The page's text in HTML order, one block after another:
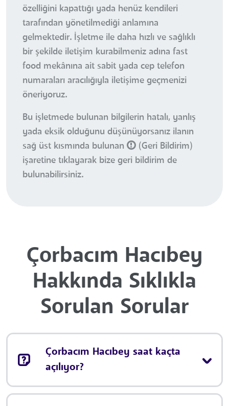
özelliğini kapattığı yada henüz kendileri
tarafından yönetilmediği anlamına
gelmektedir. İşletme ile daha hızlı ve sağlıklı
bir şekilde iletişim kurabilmeniz adına fast
food mekânına ait sabit yada cep telefon
numaraları aracılığıyla iletişime geçmenizi
öneriyoruz.
Bu işletmede bulunan bilgilerin hatalı, yanlış
yada eksik olduğunu düşünüyorsanız ilanın
sağ üst kısmında bulunan
(Geri Bildirim)
işaretine tıklayarak bize geri bildirim de
bulunabilirsiniz.
Çorbacım Hacıbey
Hakkında Sıklıkla
Sorulan Sorular
Çorbacım Hacıbey saat kaçta
açılıyor?